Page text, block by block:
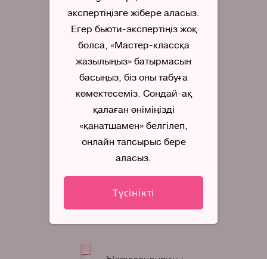
экспертіңізге жібере аласыз.
Егер бьюти-экспертіңіз жоқ
болса, «Мастер-классқа
жазылыңыз» батырмасын
басыңыз, біз оны табуға
көмектесеміз. Сондай-ақ
қалаған өніміңізді
«қанатшамен» белгілеп,
онлайн тапсырыс бере
аласыз.
Түсінікті
Көздің астына
жабыстыратын гель патч
Mary Kay®
Бетті тереңдете
тазалауға арналған
көмір негізіндегі маска
Clear Proof®
жаңартушы гель маска
TimeWise®